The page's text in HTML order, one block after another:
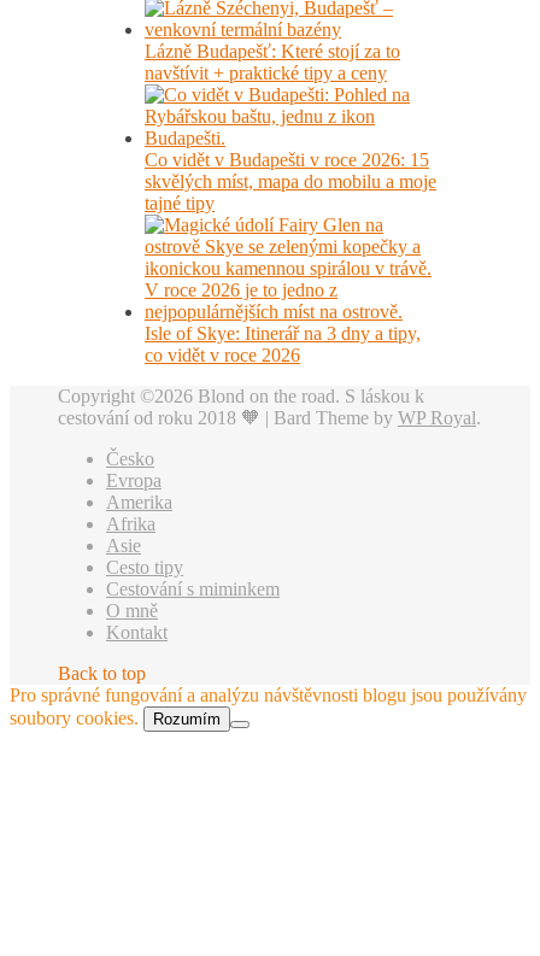
Lázně Budapešť: Které stojí za to
navštívit + praktické tipy a ceny
Co vidět v Budapešti v roce 2026: 15
skvělých míst, mapa do mobilu a moje
tajné tipy
Isle of Skye: Itinerář na 3 dny a tipy,
co vidět v roce 2026
Copyright ©2026 Blond on the road. S láskou k
cestování od roku 2018 🧡 | Bard Theme by WP Royal.
Česko
Evropa
Amerika
Afrika
Asie
Cesto tipy
Cestování s miminkem
O mně
Kontakt
Back to top
Pro správné fungování a analýzu návštěvnosti blogu jsou používány
soubory cookies.
Rozumím